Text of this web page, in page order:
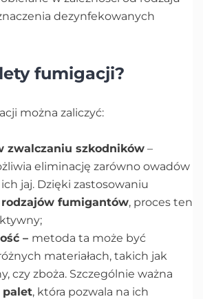
dezynfekowanych
fumigacji?
można zaliczyć:
zwalczaniu szkodników –
eliminację zarówno owadów
ich jaj. Dzięki zastosowaniu
rodzajów fumigantów, proces ten
– metoda ta może być
materiałach, takich jak
czy zboża. Szczególnie ważna
palet, która pozwala na ich